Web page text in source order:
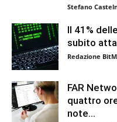
Stefano
Il 41%
subito
Redazione
FAR
quattro
note...